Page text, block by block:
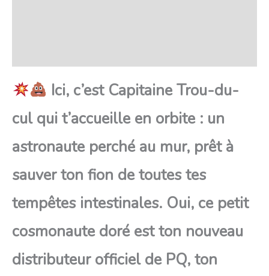
Ici, c’est Capitaine Trou-du-
cul qui t’accueille en orbite : un
astronaute perché au mur, prêt à
sauver ton fion de toutes tes
tempêtes intestinales. Oui, ce petit
cosmonaute doré est ton nouveau
distributeur officiel de PQ, ton